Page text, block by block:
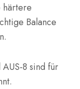
härtere
Balance
8 sind für